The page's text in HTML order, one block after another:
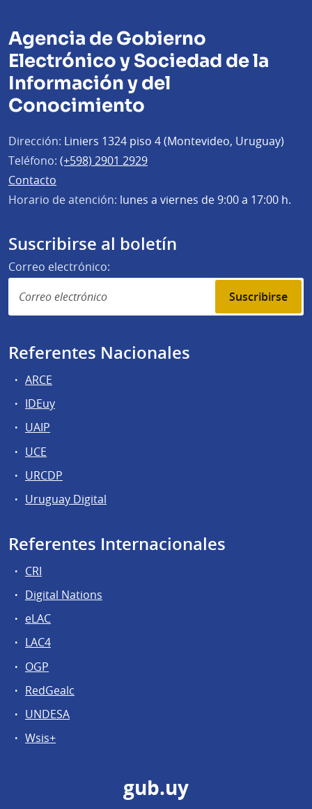
Agencia de Gobierno
Electrónico y Sociedad de la
Información y del
Conocimiento
Dirección: Liniers 1324 piso 4 (Montevideo, Uruguay)
Teléfono: (+598) 2901 2929
Contacto
Horario de atención: lunes a viernes de 9:00 a 17:00 h.
Suscribirse al boletín
Correo electrónico:
Suscribirse
Referentes Nacionales
ARCE
IDEuy
UAIP
UCE
URCDP
Uruguay Digital
Referentes Internacionales
CRI
Digital Nations
eLAC
LAC4
OGP
RedGealc
UNDESA
Wsis+
gub.uy